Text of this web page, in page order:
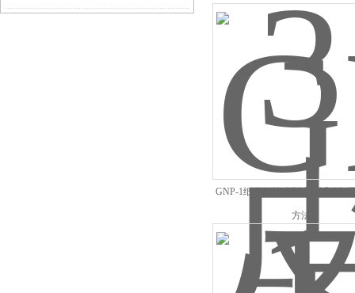
GNP-1纸张铝箔破裂强度试验机
方法